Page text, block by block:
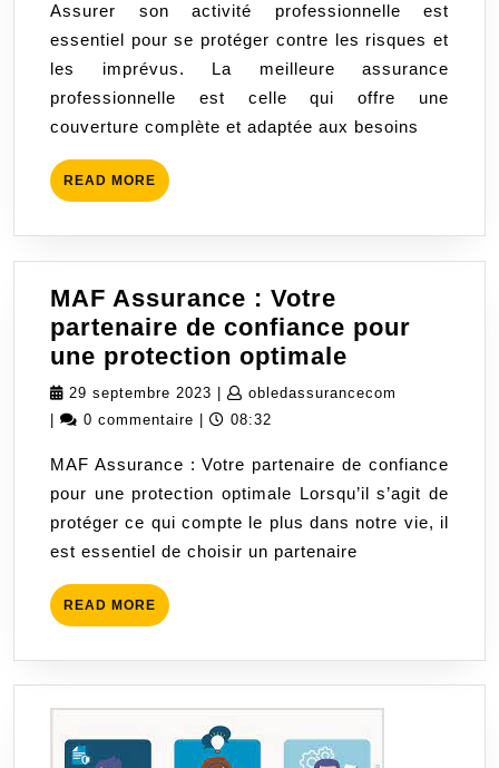
Professionnelle
pour
Protéger
Votre
Entreprise
Assurer son activité professionnelle est
essentiel pour se protéger contre les risques et
les imprévus. La meilleure assurance
professionnelle est celle qui offre une
couverture complète et adaptée aux besoins
READ MORE READ
MORE
MAF Assurance : Votre
partenaire de confiance pour
une protection optimale
Assurance
partenaire
de
confiance
pour
29 septembre 2023 29
septembre
| obledassurancecom
|
0 commentaire | 08:32
MAF Assurance : Votre partenaire de confiance
pour une protection optimale Lorsqu’il s’agit de
protéger ce qui compte le plus dans notre vie, il
est essentiel de choisir un partenaire
READ MORE READ
MORE